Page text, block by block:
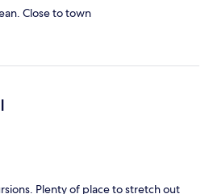
Close to town
Plenty of place to stretch out